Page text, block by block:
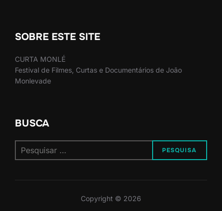
SOBRE ESTE SITE
CURTA MONLÉ
Festival de Filmes, Curtas e Documentários de João
Monlevade
BUSCA
por:
PESQUISA
Copyright © 2026